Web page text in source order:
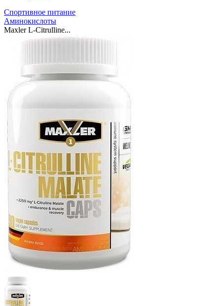
Спортивное питание
Аминокислоты
Maxler L-Citrulline...